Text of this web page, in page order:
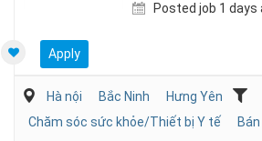
Posted job 1 days
Apply
Hà nội Bắc Ninh
Hưng Yên
Chăm sóc sức khỏe/Thiết bị Y tế